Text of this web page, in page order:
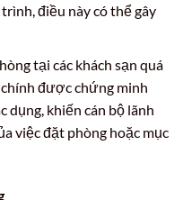
điều này có thể gây
tại các khách sạn quá
được chứng minh
dụng, khiến cán bộ lãnh
việc đặt phòng hoặc mục